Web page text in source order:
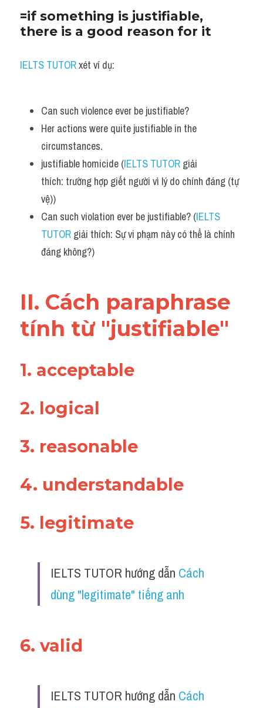
Report đề thi thật IELTS GENERAL
Đề thi thật Task 1
Adv
Từ vựng theo tiền tố
Task 1
Ngân hàng đề thi máy
Phân biệt từ
Report đề thi thật IELTS
Advice
Đề thi thật Task 2
Listening
Speaking
Reading
Homepage
=if something is justifiable,
there is a good reason for it
IELTS TUTOR xét ví dụ:
Can such violence ever be justifiable?
Her actions were quite justifiable in the
circumstances.
justifiable homicide (IELTS TUTOR giải
thích: trường hợp giết người vì lý do chính đáng (tự
vệ))
Can such violation ever be justifiable? (IELTS
TUTOR giải thích: Sự vi phạm này có thể là chính
đáng không?)
II. Cách paraphrase
tính từ "justifiable"
1. acceptable
2. logical
3. reasonable
4. understandable
5. legitimate
IELTS TUTOR hướng dẫn Cách
dùng "legitimate" tiếng anh
6. valid
IELTS TUTOR hướng dẫn Cách